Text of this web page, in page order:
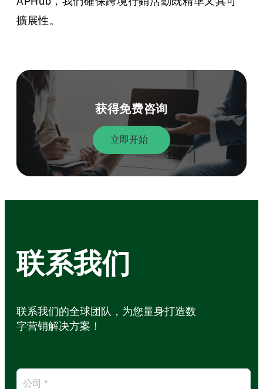
擴展性。
获得免费咨询
立即开始
联系我们
联系我们的全球团队，为您量身打造数
字营销解决方案！